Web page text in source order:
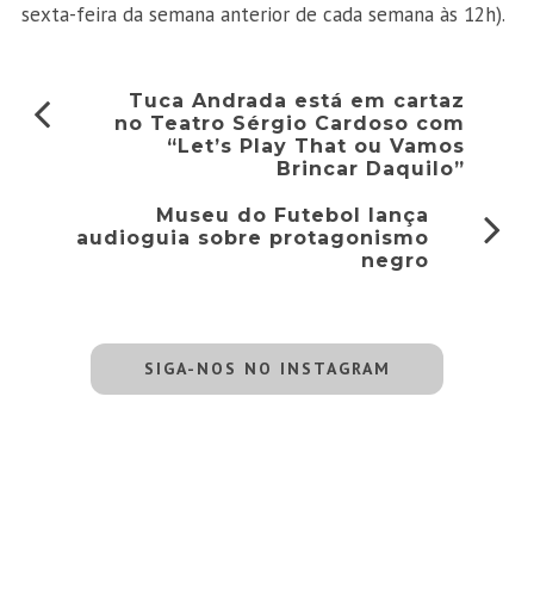
sexta-feira da semana anterior de cada semana às 12h).
Tuca Andrada está em cartaz
no Teatro Sérgio Cardoso com
“Let’s Play That ou Vamos
Brincar Daquilo”
Museu do Futebol lança
audioguia sobre protagonismo
negro
SIGA-NOS NO INSTAGRAM